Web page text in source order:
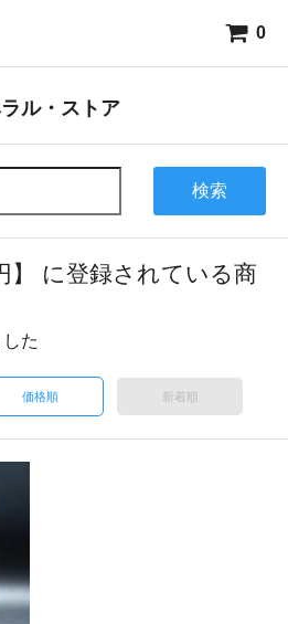
0
ル・ストア
検索
】 に登録されている商
た
価格順 新着順